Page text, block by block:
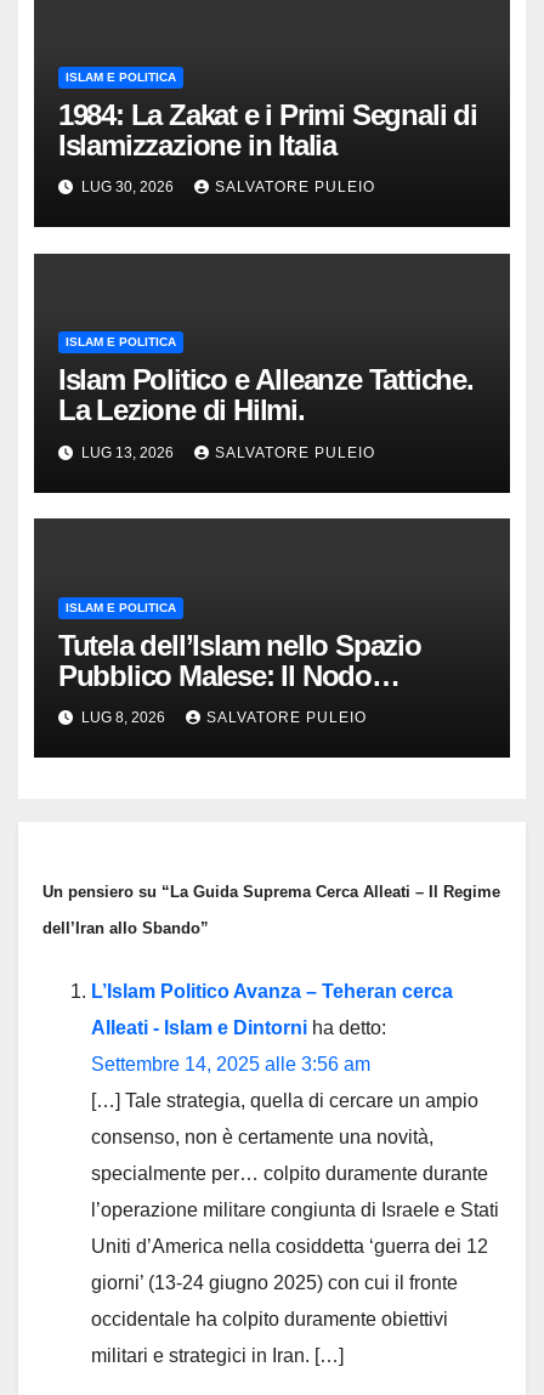
ISLAM E POLITICA
1984: La Zakat e i Primi Segnali di
Islamizzazione in Italia
LUG 30, 2026 SALVATORE PULEIO
ISLAM E POLITICA
Islam Politico e Alleanze Tattiche.
La Lezione di Hilmi.
LUG 13, 2026 SALVATORE PULEIO
ISLAM E POLITICA
Tutela dell’Islam nello Spazio
Pubblico Malese: Il Nodo
Democratico
LUG 8, 2026 SALVATORE PULEIO
Un pensiero su “La Guida Suprema Cerca Alleati – Il Regime
dell’Iran allo Sbando”
L’Islam Politico Avanza – Teheran cerca
Alleati - Islam e Dintorni ha detto:
Settembre 14, 2025 alle 3:56 am
[…] Tale strategia, quella di cercare un ampio
consenso, non è certamente una novità,
specialmente per… colpito duramente durante
l’operazione militare congiunta di Israele e Stati
Uniti d’America nella cosiddetta ‘guerra dei 12
giorni’ (13-24 giugno 2025) con cui il fronte
occidentale ha colpito duramente obiettivi
militari e strategici in Iran. […]